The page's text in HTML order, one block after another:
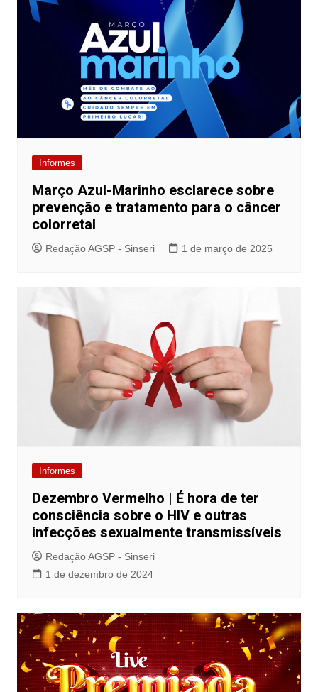
Informes
Março Azul-Marinho esclarece sobre
prevenção e tratamento para o câncer
colorretal
Redação AGSP - Sinseri 1 de março de 2025
Informes
Dezembro Vermelho | É hora de ter
consciência sobre o HIV e outras
infecções sexualmente transmissíveis
Redação AGSP - Sinseri
1 de dezembro de 2024